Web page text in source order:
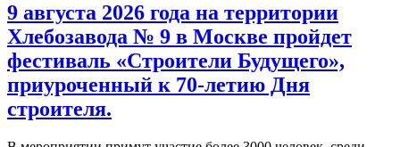
9 августа 2026 года на территории
Хлебозавода № 9 в Москве пройдет
фестиваль «Строители Будущего»,
приуроченный к 70-летию Дня
строителя.